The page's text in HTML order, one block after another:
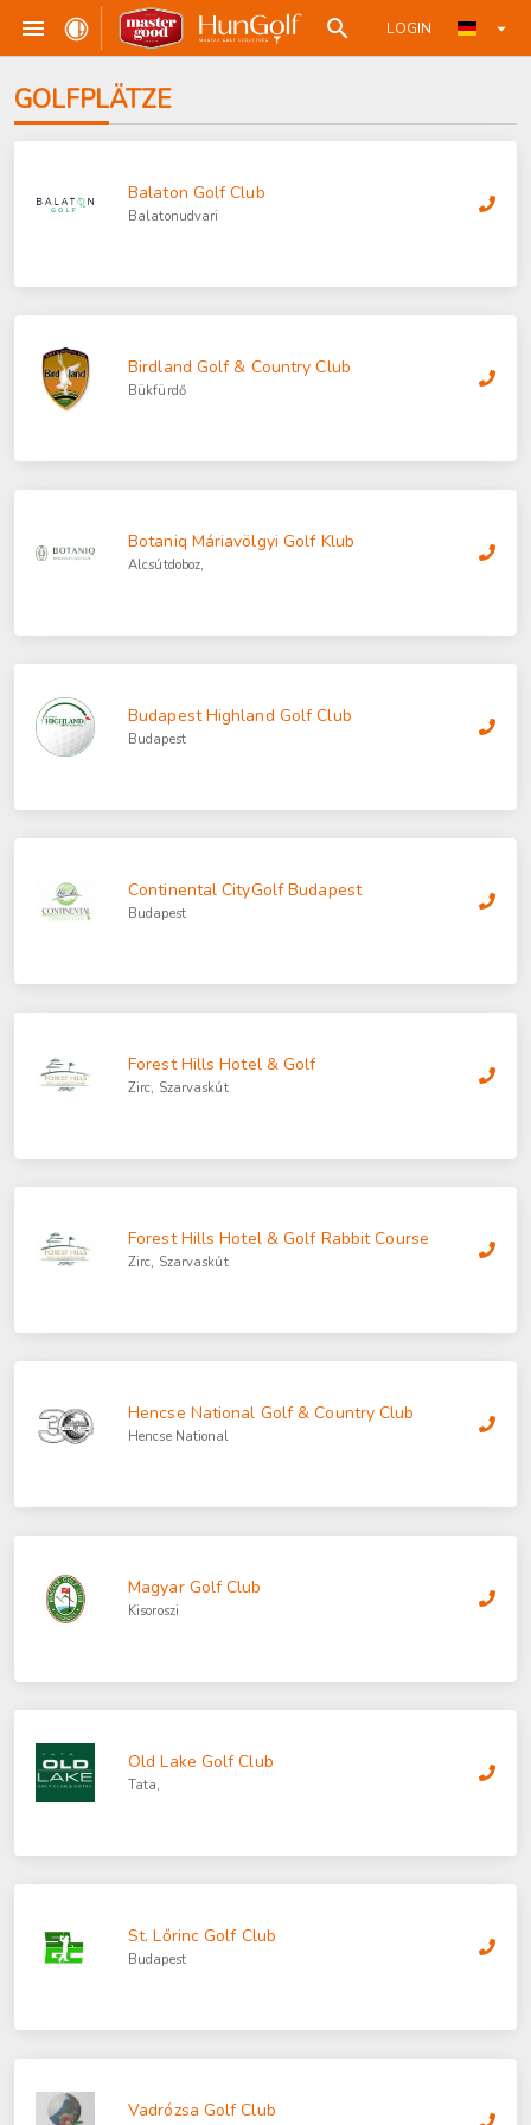
LOGIN
GOLFPLÄTZE
Balaton Golf Club
Balatonudvari
Birdland Golf & Country Club
Bükfürdő
Botaniq Máriavölgyi Golf Klub
Alcsútdoboz,
Budapest Highland Golf Club
Budapest
Continental CityGolf Budapest
Budapest
Forest Hills Hotel & Golf
Zirc, Szarvaskút
Forest Hills Hotel & Golf Rabbit Course
Zirc, Szarvaskút
Hencse National Golf & Country Club
Hencse National
Magyar Golf Club
Kisoroszi
Old Lake Golf Club
Tata,
St. Lőrinc Golf Club
Budapest
Vadrózsa Golf Club